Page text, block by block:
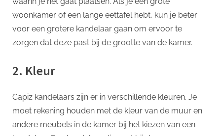
woonkamer of een lange eettafel hebt, kun je beter
voor een grotere kandelaar gaan om ervoor te
zorgen dat deze past bij de grootte van de kamer.
2. Kleur
Capiz kandelaars zijn er in verschillende kleuren. Je
moet rekening houden met de kleur van de muur en
andere meubels in de kamer bij het kiezen van een